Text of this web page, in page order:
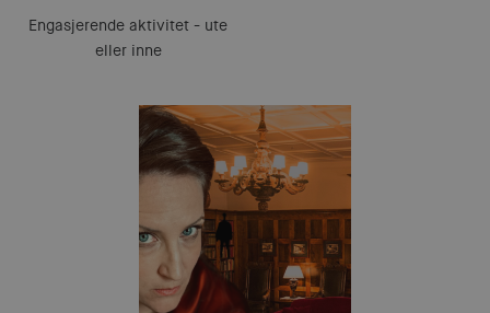
Engasjerende aktivitet - ute
eller inne